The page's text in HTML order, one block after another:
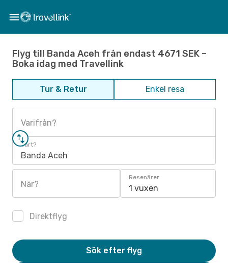
Flyg till Banda Aceh från endast 4671 SEK –
Boka idag med Travellink
Tur & Retur Enkel resa
Varifrån?
Vart?
Banda Aceh
När?
Resenärer
1 vuxen
Direktflyg
Sök efter flyg